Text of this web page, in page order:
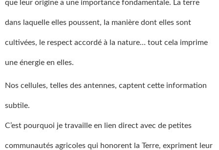
que leur origine a une importance fondamentale. La terre
dans laquelle elles poussent, la manière dont elles sont
cultivées, le respect accordé à la nature… tout cela imprime
une énergie en elles.
Nos cellules, telles des antennes, captent cette information
subtile.
C’est pourquoi je travaille en lien direct avec de petites
communautés agricoles qui honorent la Terre, expriment leur